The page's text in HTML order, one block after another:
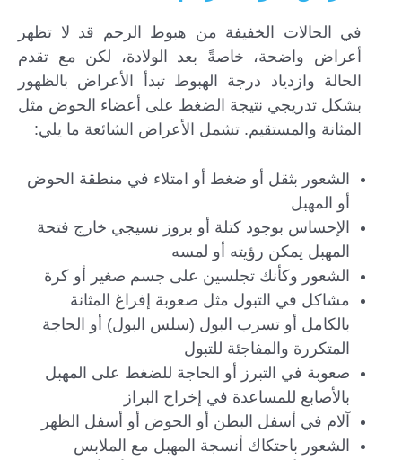
في الحالات الخفيفة من هبوط الرحم قد لا تظهر
أعراض واضحة، خاصةً بعد الولادة، لكن مع تقدم
الحالة وازدياد درجة الهبوط تبدأ الأعراض بالظهور
بشكل تدريجي نتيجة الضغط على أعضاء الحوض مثل
المثانة والمستقيم. تشمل الأعراض الشائعة ما يلي:
الشعور بثقل أو ضغط أو امتلاء في منطقة الحوض
أو المهبل
الإحساس بوجود كتلة أو بروز نسيجي خارج فتحة
المهبل يمكن رؤيته أو لمسه
الشعور وكأنك تجلسين على جسم صغير أو كرة
مشاكل في التبول مثل صعوبة إفراغ المثانة
بالكامل أو تسرب البول (سلس البول) أو الحاجة
المتكررة والمفاجئة للتبول
صعوبة في التبرز أو الحاجة للضغط على المهبل
بالأصابع للمساعدة في إخراج البراز
آلام في أسفل البطن أو الحوض أو أسفل الظهر
الشعور باحتكاك أنسجة المهبل مع الملابس